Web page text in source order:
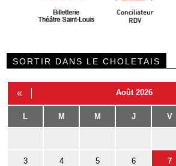
SORTIR DANS LE CHOLETAIS
« Août 2026
L M M J V
3 4 5 6 7